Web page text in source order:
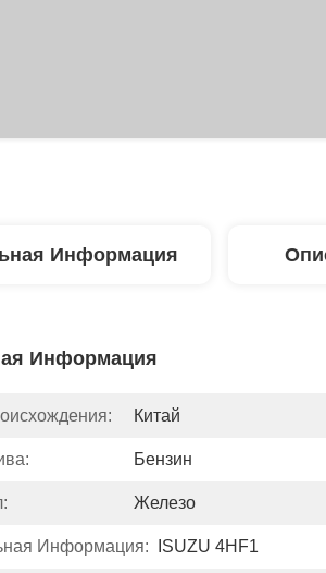
Информация
Информация
Китай
Бензин
Железо
Информация: ISUZU 4HF1